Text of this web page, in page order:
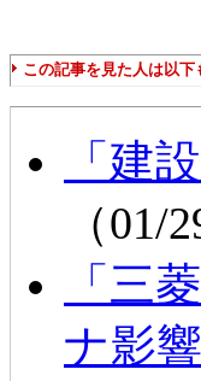
この記事を見た人は以下
「建
（01/
「三
ナ影